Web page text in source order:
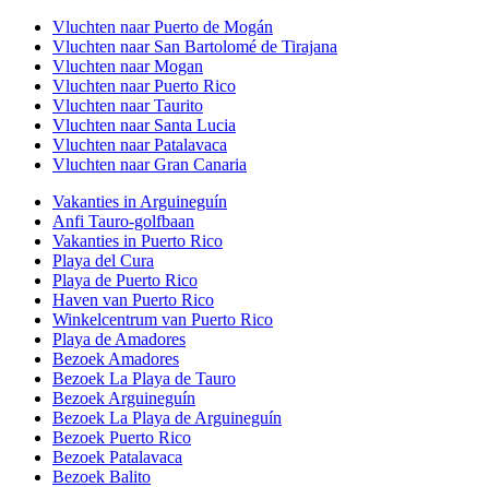
Vluchten naar Puerto de Mogán
Vluchten naar San Bartolomé de Tirajana
Vluchten naar Mogan
Vluchten naar Puerto Rico
Vluchten naar Taurito
Vluchten naar Santa Lucia
Vluchten naar Patalavaca
Vluchten naar Gran Canaria
Vakanties in Arguineguín
Anfi Tauro-golfbaan
Vakanties in Puerto Rico
Playa del Cura
Playa de Puerto Rico
Haven van Puerto Rico
Winkelcentrum van Puerto Rico
Playa de Amadores
Bezoek Amadores
Bezoek La Playa de Tauro
Bezoek Arguineguín
Bezoek La Playa de Arguineguín
Bezoek Puerto Rico
Bezoek Patalavaca
Bezoek Balito